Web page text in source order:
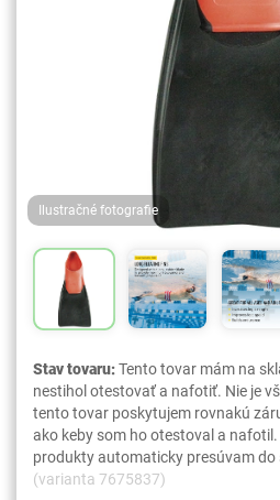
Ilustračné fotografie
Stav tovaru:Tento tovar mám na
nestihol otestovať a nafotiť. Nie je
tento tovar poskytujem rovnakú
ako keby som ho otestoval a
produkty automaticky presúvam do
(varianta 7675837)